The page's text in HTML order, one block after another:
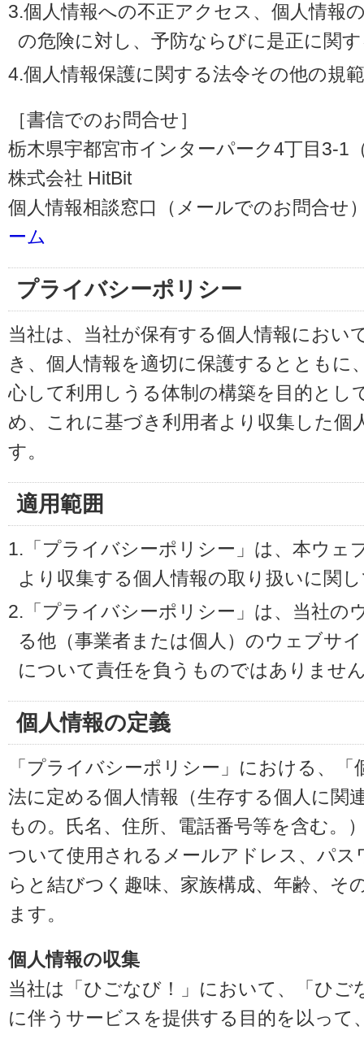
3.個人情報への不正アクセス、個人情報
の危険に対し、予防ならびに是正に関
4.個人情報保護に関する法令その他の規
［書信でのお問合せ］
栃木県宇都宮市インターパーク4丁目3-1
株式会社 HitBit
個人情報相談窓口（メールでのお問合せ
ーム
プライバシーポリシー
当社は、当社が保有する個人情報におい
き、個人情報を適切に保護するとともに
心して利用しうる体制の構築を目的とし
め、これに基づき利用者より収集した個
す。
適用範囲
1.「プライバシーポリシー」は、本ウェ
より収集する個人情報の取り扱いに関
2.「プライバシーポリシー」は、当社の
る他（事業者または個人）のウェブサ
について責任を負うものではありませ
個人情報の定義
「プライバシーポリシー」における、
法に定める個人情報（生存する個人に関
もの。氏名、住所、電話番号等を含む。
ついて使用されるメールアドレス、パ
らと結びつく趣味、家族構成、年齢、そ
ます。
個人情報の収集
当社は「ひごなび！」において、「ひ
に伴うサービスを提供する目的を以って